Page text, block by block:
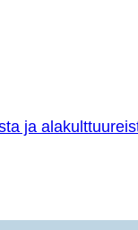
ja